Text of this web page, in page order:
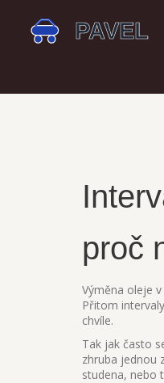
proč
Výměna oleje
Přitom
chvíle.
Tak jak často
zhruba jednou
studena, nebo